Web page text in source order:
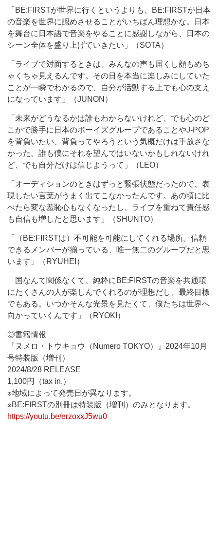
「BE:FIRSTが世界に行くというよりも、BE:FIRSTが日本
の音楽を世界に認めさせることがいちばん理想かな。日本
を舞台に日本語で音楽をやることに感謝しながら、日本の
シーン全体を盛り上げていきたい」（SOTA）
「ライブで対面するときは、みんなの声も届くし顔もめち
ゃくちゃ見えるんです。その日を本当に楽しみにしていた
ことが一瞬でわかるので、自分が活動する上でも心の支え
になっています」（JUNON）
「未来がどうなるかは誰もわからないけれど、でも心のど
こかで勝手に日本のボーイズグループであることやJ-POP
を背負いたい、背負ってやろうという気概だけは手放さな
かった。誰も僕にそれを望んではいないかもしれないけれ
ど、でも自分だけは信じようって」（LEO）
「オーディションのときはずっと緊張状態だったので、表
現したい言葉がうまく出てこなかったんです。あの頃に比
べたら変な羞恥心もなくなったし、ライブを重ねて責任感
も自信も増したと思います」（SHUNTO）
「（BE:FIRSTは）不可能を可能にしてくれる場所。信頼
できるメンバーが揃っている、唯一無二のグループだと思
います」（RYUHEI）
「国なんて関係なくて、純粋にBE:FIRSTの音楽を共通項
にたくさんの人が楽しんでくれるのが理想だし、最終目標
でもある。いつかそんな光景を見たくて、僕たちは世界へ
向かっていくんです」（RYOKI）
◎書籍情報
『ヌメロ・トウキョウ（Numero TOKYO）』2024年10月
号特装版（増刊）
2024/8/28 RELEASE
1,100円（tax in.）
※地域によって発売日が異なります。
※BE:FIRSTの別冊は特装版（増刊）のみとなります。
https://youtu.be/erzoxxJ5wu0